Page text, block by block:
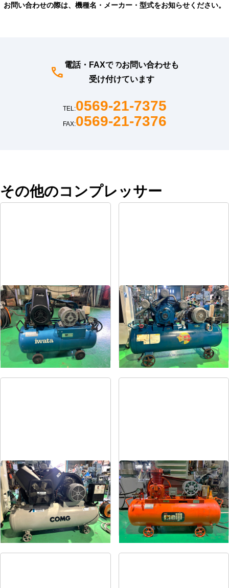
お問い合わせの際は、機種名・メーカー・型式をお知らせください。
電話・FAXでのお問い合わせも
受け付けています
TEL:0569-21-7375
FAX:0569-21-7376
その他のコンプレッサー
コンプレッサー
メーカー 岩田
形 式SP-07CP
年 1984
コンプレッサー
メーカー 富士
形 式 FS-75
年 式1997
コンプレッサー
メーカー アネスト岩田
形 式TLP55-10
年 式2004
コンプレッサー
メーカー 明治
形 式H-2
年 式1981